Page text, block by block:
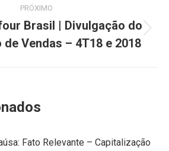
PRÓXIMO
Próximo
post:
Brasil | Divulgação do
de Vendas – 4T18 e 2018
Fato Relevante – Capitalização